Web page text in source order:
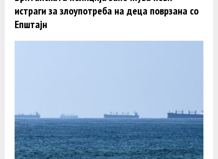
истраги за злоупотреба на деца поврзана со
Епштајн